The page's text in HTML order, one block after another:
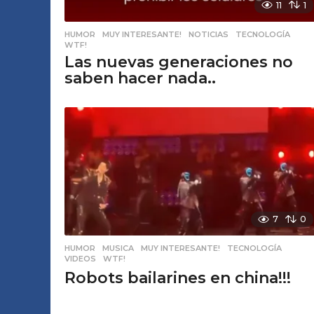
11 1
HUMOR ,MUY INTERESANTE! ,NOTICIAS ,TECNOLOGÍA
WTF!
Las nuevas generaciones no
saben hacer nada..
7 0
HUMOR ,MUSICA ,MUY INTERESANTE! ,TECNOLOGÍA
VIDEOS
,WTF!
Robots bailarines en china!!!